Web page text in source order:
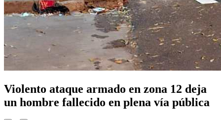
Violento ataque armado en zona 12 deja
un hombre fallecido en plena vía pública